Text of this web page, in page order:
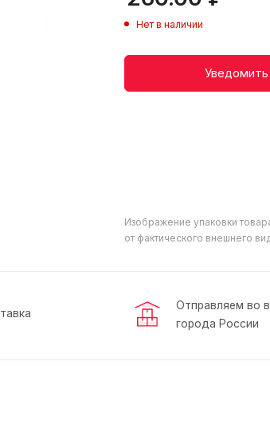
Нет в наличии
Уведомить
Изображение упаковки
от фактического внешнего
Отправляем во
города России